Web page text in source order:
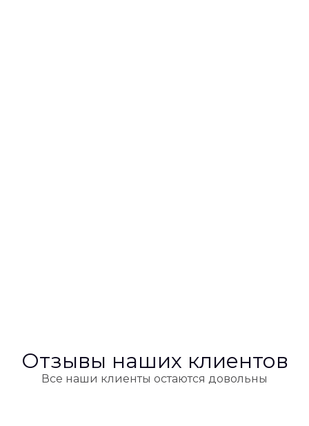
Отзывы наших клиентов
Все наши клиенты остаются довольны